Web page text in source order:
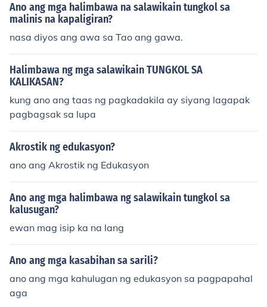
Ano ang mga halimbawa na salawikain tungkol sa
malinis na kapaligiran?
nasa diyos ang awa sa Tao ang gawa.
Halimbawa ng mga salawikain TUNGKOL SA
KALIKASAN?
kung ano ang taas ng pagkadakila ay siyang lagapak
pagbagsak sa lupa
Akrostik ng edukasyon?
ano ang Akrostik ng Edukasyon
Ano ang mga halimbawa ng salawikain tungkol sa
kalusugan?
ewan mag isip ka na lang
Ano ang mga kasabihan sa sarili?
ano ang mga kahulugan ng edukasyon sa pagpapahal
aga